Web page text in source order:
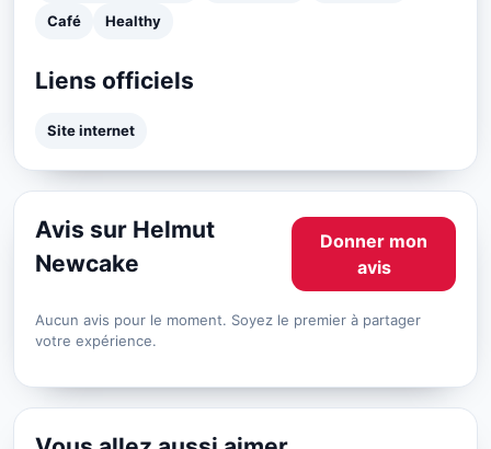
Café Healthy
Liens officiels
Site internet
Avis sur Helmut
Newcake
Donner mon
avis
Aucun avis pour le moment. Soyez le premier à partager
votre expérience.